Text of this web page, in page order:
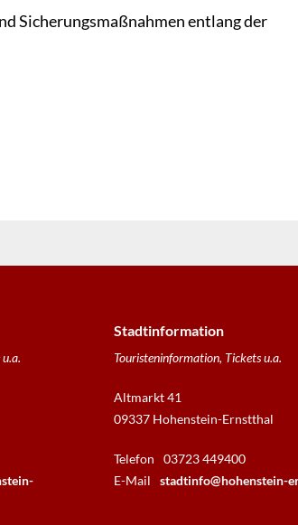
Sicherungsmaßnahmen entlang der
Stadtinformation
Touristeninformation, Tickets u.a.
Altmarkt 41
09337 Hohenstein-Ernstthal
Telefon
03723 449400
E-Mail
stadtinfo@hohenstein-